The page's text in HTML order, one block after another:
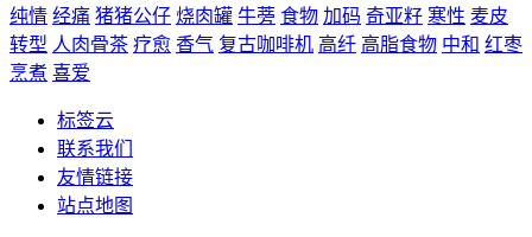
纯情 经痛 猪猪公仔 烧肉罐 牛蒡 食物 加码 奇亚籽 寒性 麦皮
转型 人肉骨茶 疗愈 香气 复古咖啡机 高纤 高脂食物 中和 红枣
烹煮 喜爱
标签云
联系我们
友情链接
站点地图